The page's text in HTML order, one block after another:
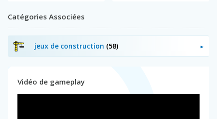
Catégories Associées
jeux de construction (58)
Vidéo de gameplay